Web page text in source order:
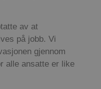
av at
på jobb. Vi
gjennom
alle ansatte er like